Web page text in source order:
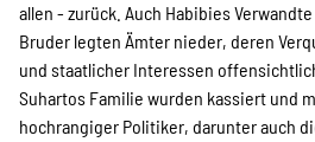
allen - zurück. Auch Habibies
Bruder legten Ämter nieder, deren
und staatlicher Interessen
Suhartos Familie wurden kassiert und
hochrangiger Politiker, darunter auch